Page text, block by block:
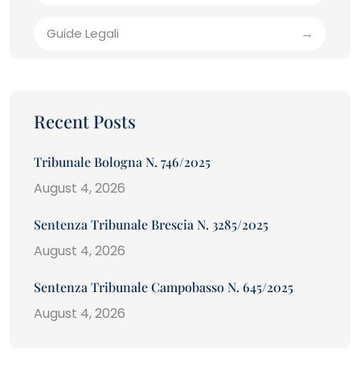
Guide Legali
Recent Posts
Tribunale Bologna N. 746/2025
August 4, 2026
Sentenza Tribunale Brescia N. 3285/2025
August 4, 2026
Sentenza Tribunale Campobasso N. 645/2025
August 4, 2026